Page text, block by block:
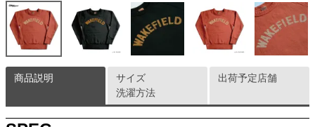
商品説明
サイズ
洗濯方法
出荷予定店舗